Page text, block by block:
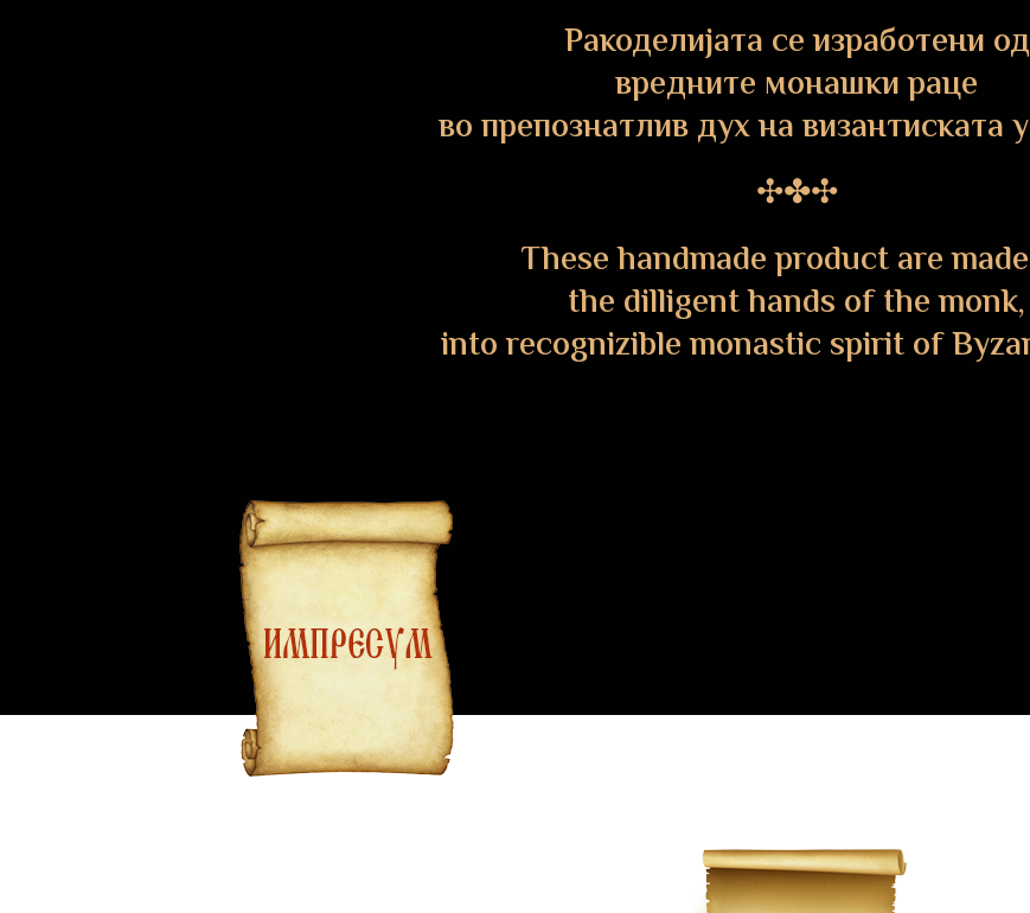
Ракоделијата се изработени од
вредните монашки раце
во препознатлив дух на византиската
✣✤✣
These handmade product are
the dilligent hands of the monk,
into recognizible monastic spirit of